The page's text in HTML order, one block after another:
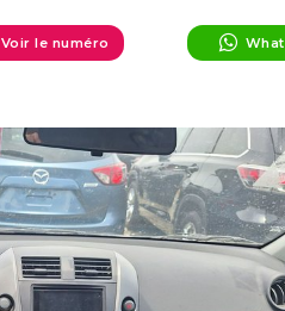
Voir le numéro